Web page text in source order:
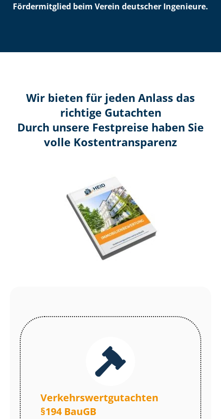
Fördermitglied beim Verein deutscher Ingenieure.
Wir bieten für jeden Anlass das
richtige Gutachten
Durch unsere Festpreise haben Sie
volle Kosten­transparenz
Ver­kehrs­wert­gut­ach­ten
§194 BauGB